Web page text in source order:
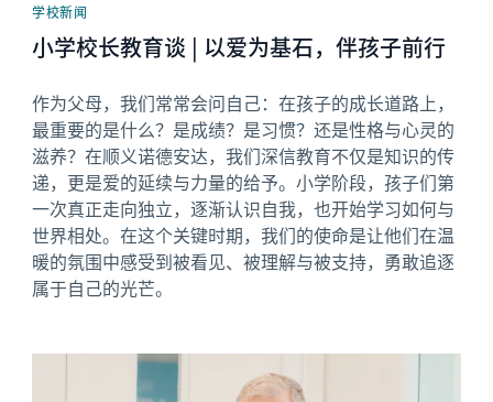
学校新闻
小学校长教育谈 | 以爱为基石，伴孩子前行
作为父母，我们常常会问自己：在孩子的成长道路上，
最重要的是什么？是成绩？是习惯？还是性格与心灵的
滋养？在顺义诺德安达，我们深信教育不仅是知识的传
递，更是爱的延续与力量的给予。小学阶段，孩子们第
一次真正走向独立，逐渐认识自我，也开始学习如何与
世界相处。在这个关键时期，我们的使命是让他们在温
暖的氛围中感受到被看见、被理解与被支持，勇敢追逐
属于自己的光芒。